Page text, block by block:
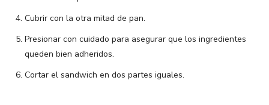
Cubrir con la otra mitad de pan.
Presionar con cuidado para asegurar que los ingredientes
queden bien adheridos.
Cortar el sandwich en dos partes iguales.